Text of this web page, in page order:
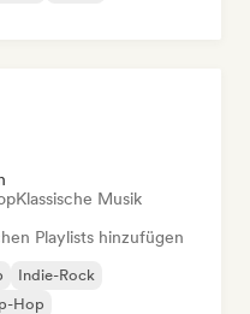
Klassische Musik
Playlists hinzufügen
Indie-Rock
Hop